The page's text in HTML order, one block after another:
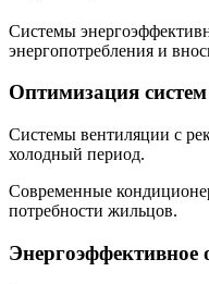
Системы
энергопотребления и
Оптимизация
Системы вентиляции с
холодный период.
Современные
потребности жильцов.
Энергоэффективное